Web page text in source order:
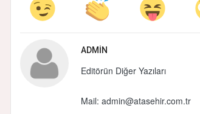
ADMIN
Editörün Diğer Yazıları
Mail: admin@atasehir.com.tr